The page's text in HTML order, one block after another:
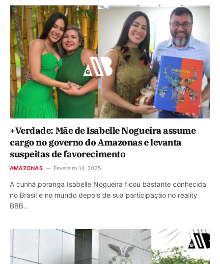
+Verdade: Mãe de Isabelle Nogueira assume
cargo no governo do Amazonas e levanta
suspeitas de favorecimento
AMAZONAS Fevereiro 14, 2025
A cunhã poranga Isabelle Nogueira ficou bastante conhecida
no Brasil e no mundo depois de sua participação no reality
BBB…